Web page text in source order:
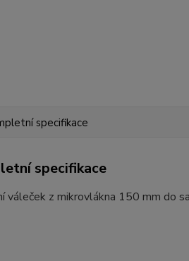
specifikace
specifikace
váleček z mikrovlákna 150 mm do